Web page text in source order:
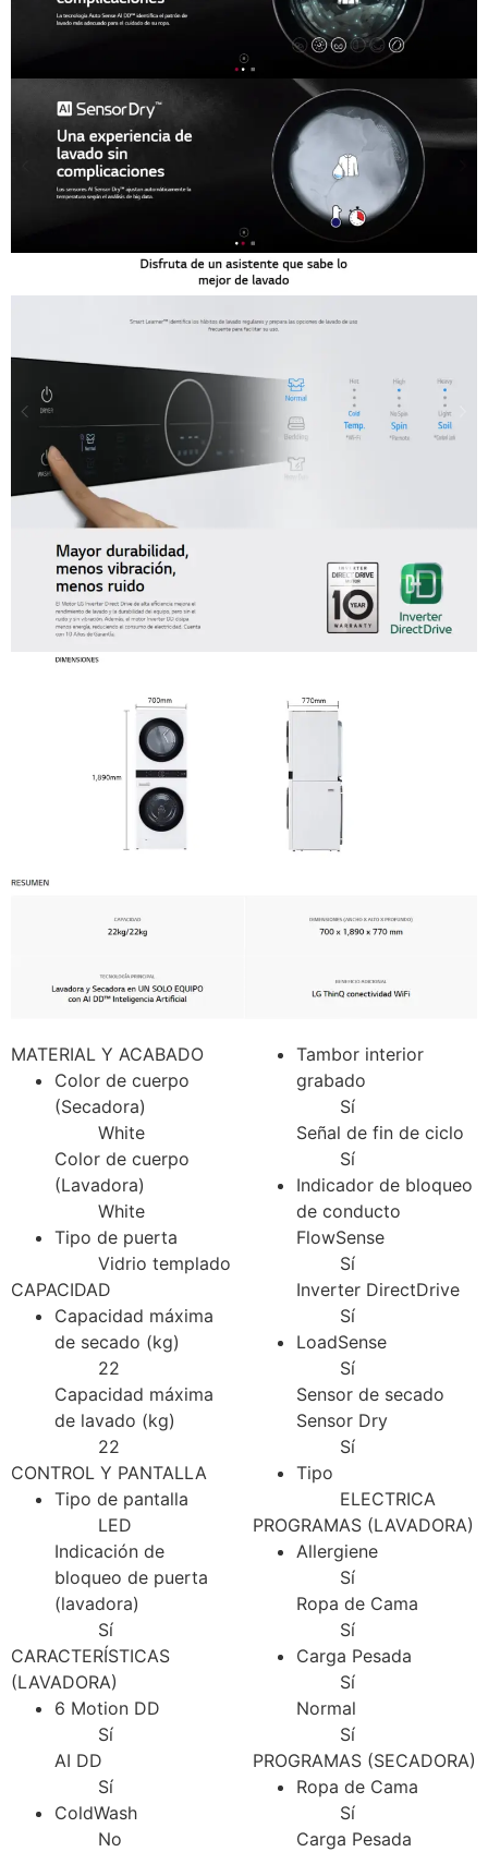
MATERIAL Y ACABADO
Color de cuerpo
(Secadora)
White
Color de cuerpo
(Lavadora)
White
Tipo de puerta
Vidrio templado
CAPACIDAD
Capacidad máxima
de secado (kg)
22
Capacidad máxima
de lavado (kg)
22
CONTROL Y PANTALLA
Tipo de pantalla
LED
Indicación de
bloqueo de puerta
(lavadora)
Sí
CARACTERÍSTICAS
(LAVADORA)
6 Motion DD
Sí
AI DD
Sí
ColdWash
No
Tambor interior
grabado
Sí
Señal de fin de ciclo
Sí
Indicador de bloqueo
de conducto
FlowSense
Sí
Inverter DirectDrive
Sí
LoadSense
Sí
Sensor de secado
Sensor Dry
Sí
Tipo
ELECTRICA
PROGRAMAS (LAVADORA)
Allergiene
Sí
Ropa de Cama
Sí
Carga Pesada
Sí
Normal
Sí
PROGRAMAS (SECADORA)
Ropa de Cama
Sí
Carga Pesada